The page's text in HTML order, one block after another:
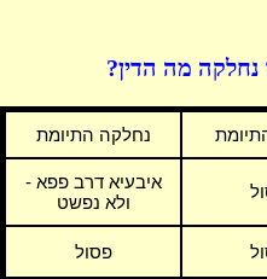
נחלקה מה הדין?
נחלקה התיומת
איבעיא דרב פפא -
ולא נפשט
פסול